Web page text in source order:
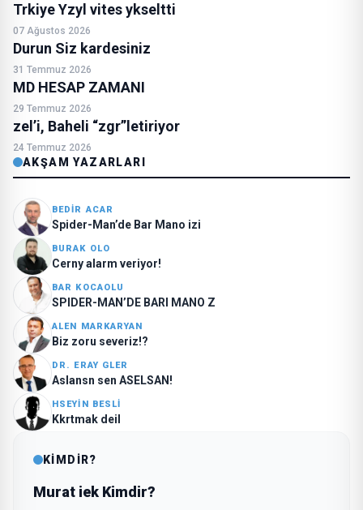
Trkiye Yzyl vites ykseltti
07 Ağustos 2026
Durun Siz kardesiniz
31 Temmuz 2026
MD HESAP ZAMANI
29 Temmuz 2026
zel’i, Baheli “zgr”letiriyor
24 Temmuz 2026
AKŞAM YAZARLARI
BEDIR ACAR
Spider-Man’de Bar Mano izi
BURAK OLO
Cerny alarm veriyor!
BAR KOCAOLU
SPIDER-MAN’DE BARI MANO Z
ALEN MARKARYAN
Biz zoru severiz!?
DR. ERAY GLER
Aslansn sen ASELSAN!
HSEYIN BESLI
Kkrtmak deil
KİMDİR?
Murat iek Kimdir?